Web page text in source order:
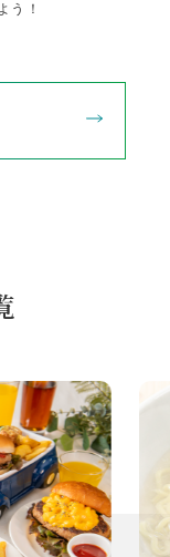
う！